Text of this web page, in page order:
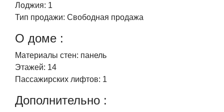
Лоджия: 1
Тип продажи: Свободная продажа
О доме :
Материалы стен: панель
Этажей: 14
Пассажирских лифтов: 1
Дополнительно :